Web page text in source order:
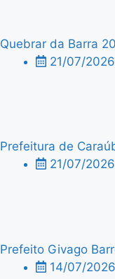
Quebrar da Barra
21/07/2026
Prefeitura de
21/07/2026
Prefeito Givago
14/07/2026